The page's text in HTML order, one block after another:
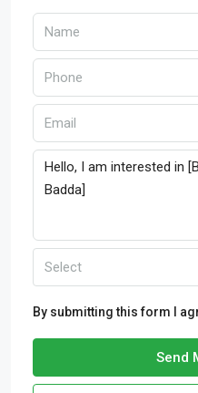
Select
By submitting this form I
Send